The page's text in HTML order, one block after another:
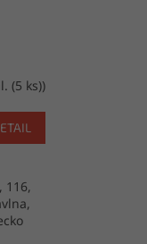
(5 ks))
116,